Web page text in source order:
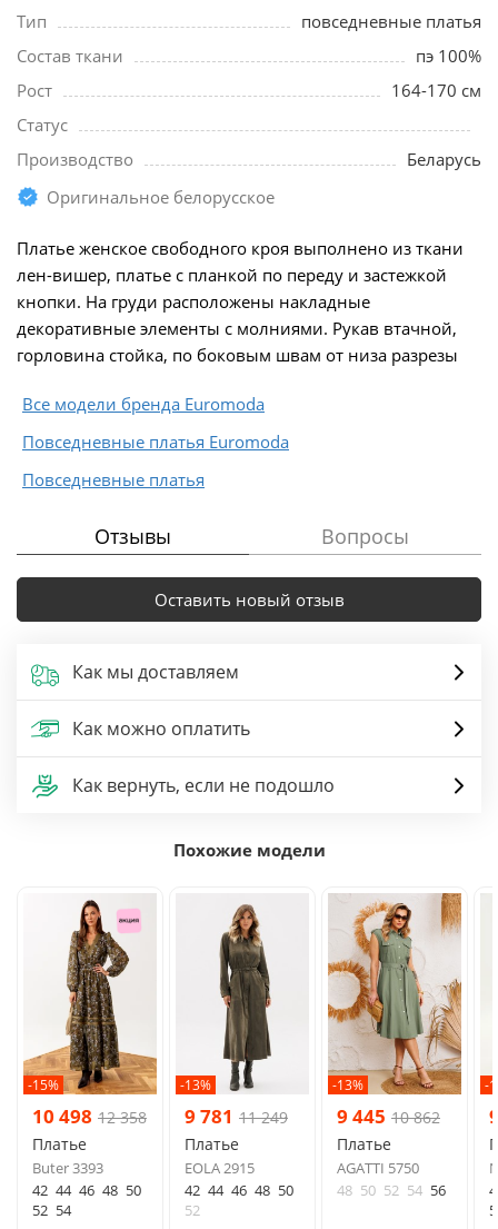
Тип
повседневные платья
Состав ткани
пэ 100%
Рост
164-170 см
Статус
Производство
Беларусь
Оригинальное белорусское
Платье женское свободного кроя выполнено из ткани
лен-вишер, платье с планкой по переду и застежкой
кнопки. На груди расположены накладные
декоративные элементы с молниями. Рукав втачной,
горловина стойка, по боковым швам от низа разрезы
Все модели бренда Euromoda
Повседневные платья Euromoda
Повседневные платья
Отзывы Вопросы
Оставить новый отзыв
Как мы доставляем
Как можно оплатить
Как вернуть, если не подошло
Похожие модели
-15%
10 498 12 358
Платье
Buter 3393
42 44 46 48 50
52 54
-13%
9 781 11 249
Платье
EOLA 2915
42 44 46 48 50
52
-13%
9 445 10 862
Платье
AGATTI 5750
48 50 52 54 56
-